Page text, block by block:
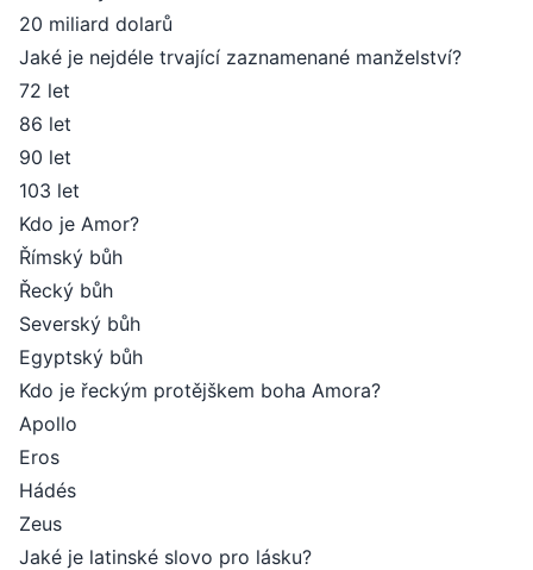
20 miliard dolarů
Jaké je nejdéle trvající zaznamenané manželství?
72 let
86 let
90 let
103 let
Kdo je Amor?
Římský bůh
Řecký bůh
Severský bůh
Egyptský bůh
Kdo je řeckým protějškem boha Amora?
Apollo
Eros
Hádés
Zeus
Jaké je latinské slovo pro lásku?